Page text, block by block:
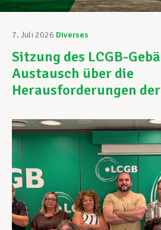
Unterstützung im
Ihre Rechte
Berufliche
Mitglied werden
7. Juli 2026 Diverses
Sitzung des LCGB-
Austausch über die
Herausforderungen